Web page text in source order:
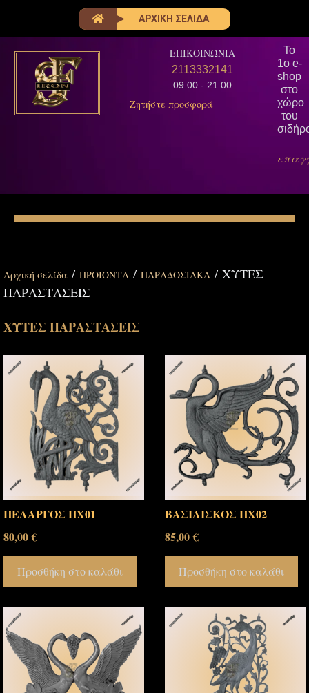
ΑΡΧΙΚΗ ΣΕΛΙΔΑ
ΕΠΙΚΟΙΝΩΝΙΑ
2113332141
09:00 - 21:00
Ζητήστε προσφορά
Το
1ο e-
shop
στο
χώρο
του
Αρχική σελίδα / ΠΡΟΪΟΝΤΑ / ΠΑΡΑΔΟΣΙΑΚΑ / ΧΥΤΕΣ
ΠΑΡΑΣΤΑΣΕΙΣ
ΧΥΤΕΣ ΠΑΡΑΣΤΑΣΕΙΣ
ΠΕΛΑΡΓΟΣ ΠΧ01
80,00€
Προσθήκη στο καλάθι
ΒΑΣΙΛΙΣΚΟΣ ΠΧ02
85,00€
Προσθήκη στο καλάθι